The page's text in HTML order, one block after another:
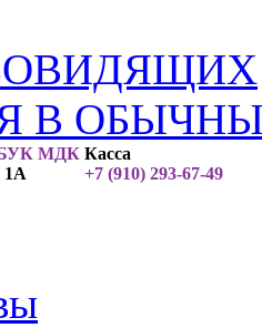
В
МДК
1А
Касса
+7 (910) 293-67-49